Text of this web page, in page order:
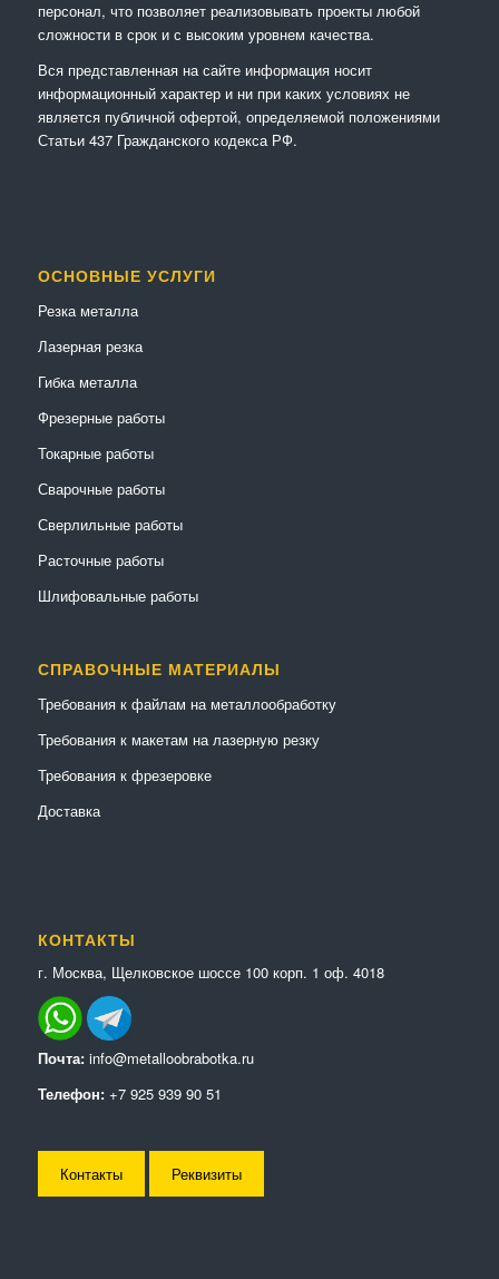
персонал, что позволяет реализовывать проекты любой
сложности в срок и с высоким уровнем качества.
Вся представленная на сайте информация носит
информационный характер и ни при каких условиях не
является публичной офертой, определяемой положениями
Статьи 437 Гражданского кодекса РФ.
ОСНОВНЫЕ УСЛУГИ
Резка металла
Лазерная резка
Гибка металла
Фрезерные работы
Токарные работы
Сварочные работы
Сверлильные работы
Расточные работы
Шлифовальные работы
СПРАВОЧНЫЕ МАТЕРИАЛЫ
Требования к файлам на металлообработку
Требования к макетам на лазерную резку
Требования к фрезеровке
Доставка
КОНТАКТЫ
г. Москва, Щелковское шоссе 100 корп. 1 оф. 4018
Почта: info@metalloobrabotka.ru
Телефон: +7 925 939 90 51
Контакты Реквизиты